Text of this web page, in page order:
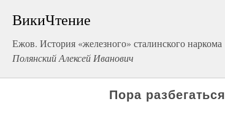
ВикиЧтение
Ежов. История «железного» сталинского наркома
Полянский Алексей Иванович
Пора разбегаться